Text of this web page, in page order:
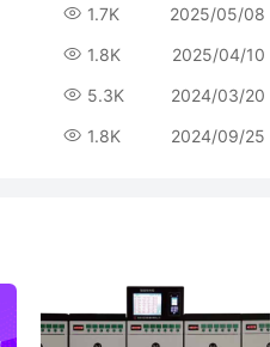
1.7K 2025/05/08
1.8K 2025/04/10
5.3K 2024/03/20
1.8K 2024/09/25